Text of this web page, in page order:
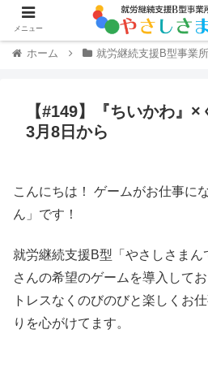
ホーム 就労継続支援B型事業所
【#149】『ちいかわ』
3月8日から
こんにちは！ ゲームがお仕事に
ん」です！
就労継続支援B型「やさしさま
さんの希望のゲームを導入して
トレスなくのびのびと楽しくお
りを心がけてます。
メニュー